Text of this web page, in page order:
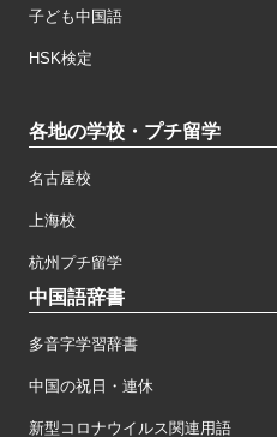
子ども中国語
HSK検定
各地の学校・プチ留学
名古屋校
上海校
杭州プチ留学
中国語辞書
多音字学習辞書
中国の祝日・連休
新型コロナウイルス関連用語